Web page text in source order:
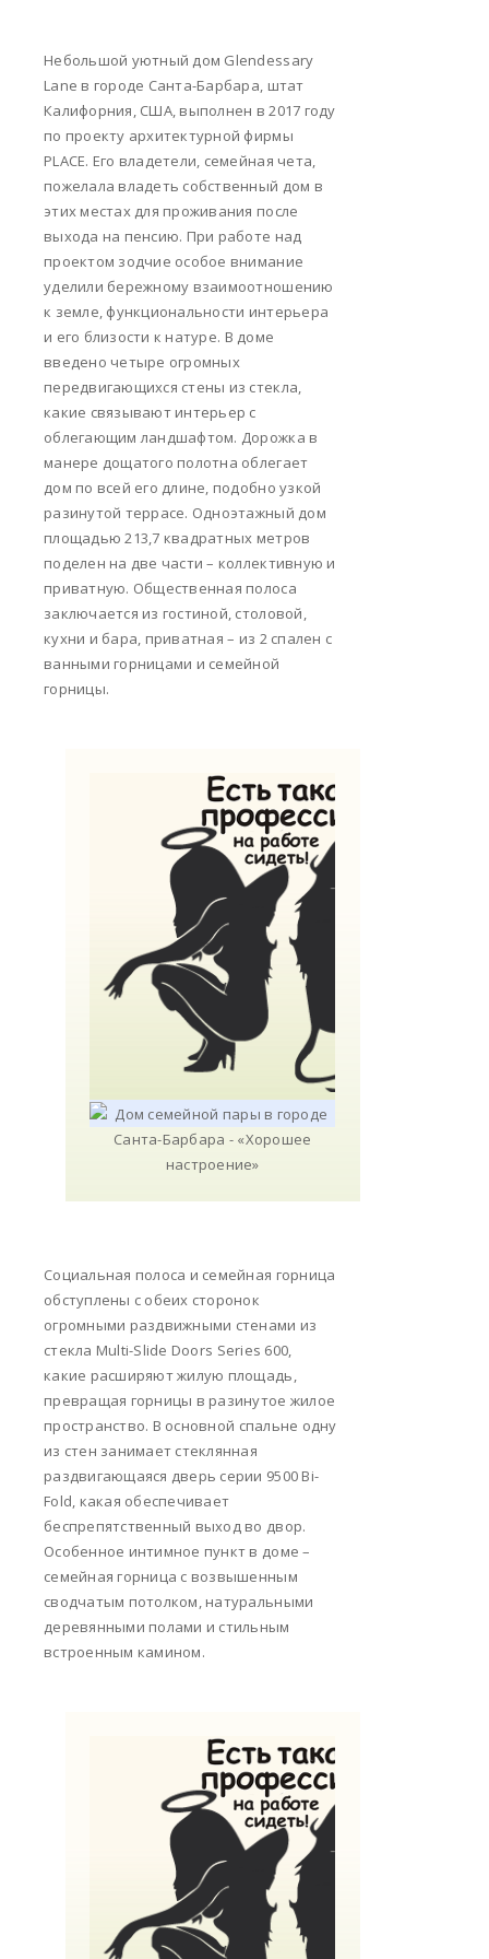
Небольшой уютный дом Glendessary
Lane в городе Санта-Барбара, штат
Калифорния, США, выполнен в 2017 году
по проекту архитектурной фирмы
PLACE. Его владетели, семейная чета,
пожелала владеть собственный дом в
этих местах для проживания после
выхода на пенсию. При работе над
проектом зодчие особое внимание
уделили бережному взаимоотношению
к земле, функциональности интерьера
и его близости к натуре. В доме
введено четыре огромных
передвигающихся стены из стекла,
какие связывают интерьер с
облегающим ландшафтом. Дорожка в
манере дощатого полотна облегает
дом по всей его длине, подобно узкой
разинутой террасе. Одноэтажный дом
площадью 213,7 квадратных метров
поделен на две части – коллективную и
приватную. Общественная полоса
заключается из гостиной, столовой,
кухни и бара, приватная – из 2 спален с
ванными горницами и семейной
горницы.
Социальная полоса и семейная горница
обступлены с обеих сторонок
огромными раздвижными стенами из
стекла Multi-Slide Doors Series 600,
какие расширяют жилую площадь,
превращая горницы в разинутое жилое
пространство. В основной спальне одну
из стен занимает стеклянная
раздвигающаяся дверь серии 9500 Bi-
Fold, какая обеспечивает
беспрепятственный выход во двор.
Особенное интимное пункт в доме –
семейная горница с возвышенным
сводчатым потолком, натуральными
деревянными полами и стильным
встроенным камином.